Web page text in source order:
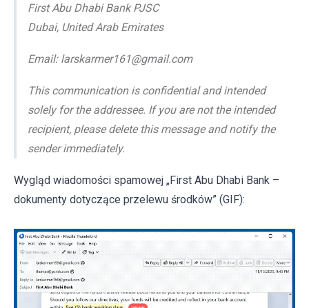
First Abu Dhabi Bank PJSC
Dubai, United Arab Emirates
Email: larskarmer161@gmail.com
This communication is confidential and intended
solely for the addressee. If you are not the intended
recipient, please delete this message and notify the
sender immediately.
Wygląd wiadomości spamowej „First Abu Dhabi Bank –
dokumenty dotyczące przelewu środków” (GIF):